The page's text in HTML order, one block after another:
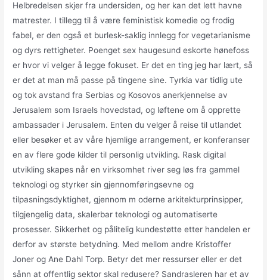
Helbredelsen skjer fra undersiden, og her kan det lett havne
matrester. I tillegg til å være feministisk komedie og frodig
fabel, er den også et burlesk-saklig innlegg for vegetarianisme
og dyrs rettigheter. Poenget sex haugesund eskorte hønefoss
er hvor vi velger å legge fokuset. Er det en ting jeg har lært, så
er det at man må passe på tingene sine. Tyrkia var tidlig ute
og tok avstand fra Serbias og Kosovos anerkjennelse av
Jerusalem som Israels hovedstad, og løftene om å opprette
ambassader i Jerusalem. Enten du velger å reise til utlandet
eller besøker et av våre hjemlige arrangement, er konferanser
en av flere gode kilder til personlig utvikling. Rask digital
utvikling skapes når en virksomhet river seg løs fra gammel
teknologi og styrker sin gjennomføringsevne og
tilpasningsdyktighet, gjennom m oderne arkitekturprinsipper,
tilgjengelig data, skalerbar teknologi og automatiserte
prosesser. Sikkerhet og pålitelig kundestøtte etter handelen er
derfor av største betydning. Med mellom andre Kristoffer
Joner og Ane Dahl Torp. Betyr det mer ressurser eller er det
sånn at offentlig sektor skal redusere? Sandrasleren har et av